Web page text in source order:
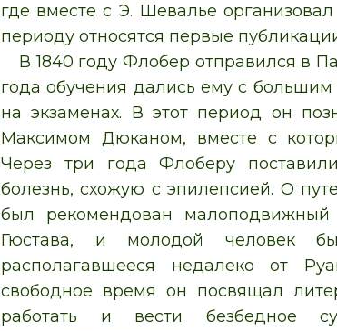
где вместе с Э. Шевалье
периоду относятся первые
В 1840 году Флобер отправился в
года обучения дались ему с
на экзаменах. В этот период он
Максимом Дюканом, вместе с
Через три года Флоберу
болезнь, схожую с эпилепсией. О
был рекомендован
Гюстава, и молодой человек
располагавшееся недалеко от
свободное время он посвящал
работать и вести безбедное